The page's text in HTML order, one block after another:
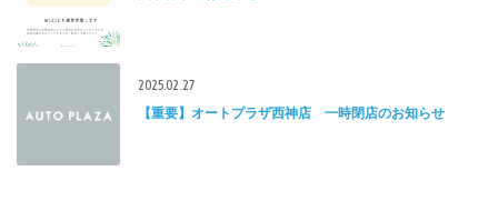
2025.02.27
【重要】オートプラザ西神店 一時閉店のお知らせ